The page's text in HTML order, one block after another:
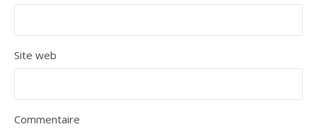
Site web
Commentaire